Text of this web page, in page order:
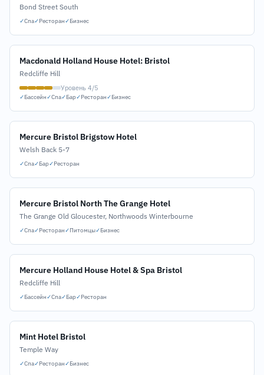
Bond Street South
✓Спа✓Ресторан✓Бизнес
Macdonald Holland House Hotel: Bristol
Redcliffe Hill
Уровень 4/5
✓Бассейн✓Спа✓Бар✓Ресторан✓Бизнес
Mercure Bristol Brigstow Hotel
Welsh Back 5-7
✓Спа✓Бар✓Ресторан
Mercure Bristol North The Grange Hotel
The Grange Old Gloucester, Northwoods Winterbourne
✓Спа✓Ресторан✓Питомцы✓Бизнес
Mercure Holland House Hotel & Spa Bristol
Redcliffe Hill
✓Бассейн✓Спа✓Бар✓Ресторан
Mint Hotel Bristol
Temple Way
✓Спа✓Ресторан✓Бизнес